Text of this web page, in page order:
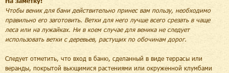
Чтобы веник для бани действительно принес вам пользу, необходимо
правильно его заготовить. Ветки для него лучше всего срезать в чаще
леса или на лужайках. Ни в коем случае для веника не следует
использовать ветки с деревьев, растущих по обочинам дорог.
Следует отметить, что вход в баню, сделанный в виде террасы или
веранды, покрытой вьющимися растениями или окруженной клумбами